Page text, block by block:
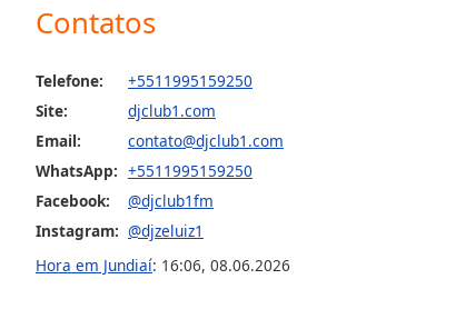
subtitles
settings
opens
subtitles
settings
dialog
subtitles
off,
Contatos
Telefone:
+5511995159250
Site:
djclub1.com
Email:
contato@djclub1.com
WhatsApp: +5511995159250
Facebook:
@djclub1fm
Instagram: @djzeluiz1
Hora em Jundiaí: 16:06, 08.06.2026